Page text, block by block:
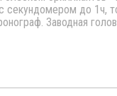
секундомером до 1ч,
Заводная